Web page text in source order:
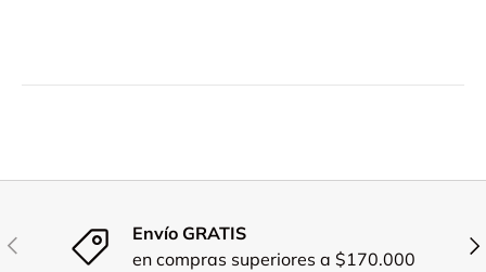
Anterior
Envío GRATIS
en compras superiores a $170.000